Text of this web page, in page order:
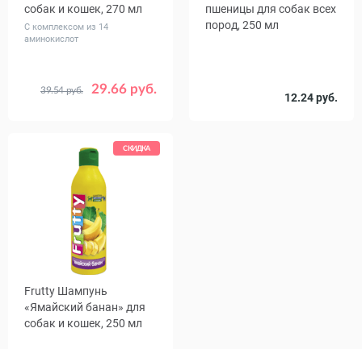
собак и кошек, 270 мл
С комплексом из 14
аминокислот
29.66 руб.
39.54 руб.
пшеницы для собак всех
пород, 250 мл
12.24 руб.
СКИДКА
Frutty Шампунь
«Ямайский банан» для
собак и кошек, 250 мл